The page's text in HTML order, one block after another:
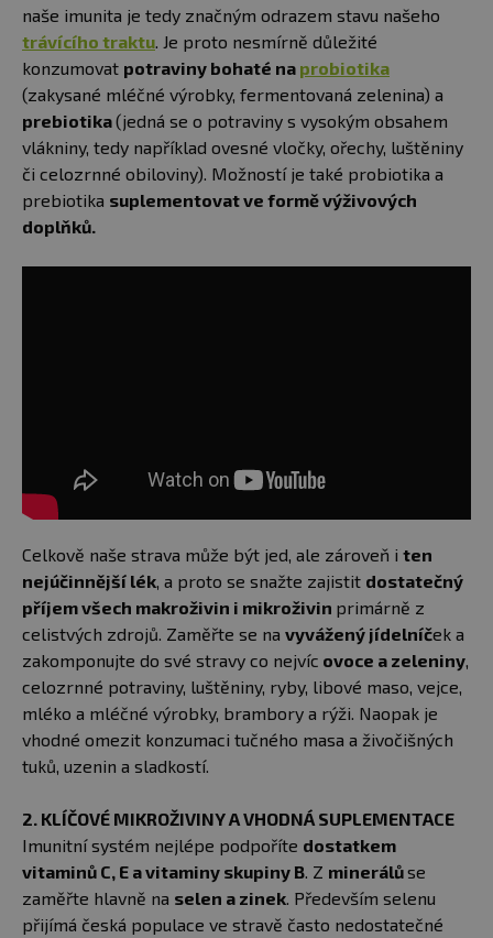
naše imunita je tedy značným odrazem stavu našeho
trávícího traktu. Je proto nesmírně důležité
konzumovat potraviny bohaté na probiotika
(zakysané mléčné výrobky, fermentovaná zelenina) a
prebiotika(jedná se o potraviny s vysokým obsahem
vlákniny, tedy například ovesné vločky, ořechy, luštěniny
či celozrnné obiloviny). Možností je také probiotika a
prebiotika suplementovat ve formě výživových
doplňků.
Celkově naše strava může být jed, ale zároveň i ten
nejúčinnější lék , a proto se snažte zajistit dostatečný
příjem všech makroživin i mikroživin primárně z
celistvých zdrojů. Zaměřte se na vyvážený jídelníček a
zakomponujte do své stravy co nejvíc ovoce a zeleniny
celozrnné potraviny, luštěniny, ryby, libové maso, vejce,
mléko a mléčné výrobky, brambory a rýži. Naopak je
vhodné omezit konzumaci tučného masa a živočišných
tuků, uzenin a sladkostí.
2. KLÍČOVÉ MIKROŽIVINY A VHODNÁ SUPLEMENTACE
Imunitní systém nejlépe podpoříte dostatkem
vitaminů C, E a vitaminy skupiny B . Z minerálůse
zaměřte hlavně na selen a zinek . Především selenu
přijímá česká populace ve stravě často nedostatečné